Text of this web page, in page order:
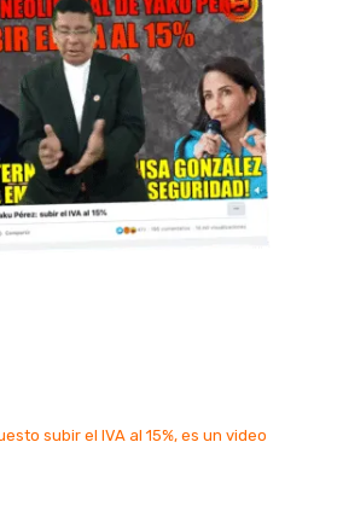
subir el IVA al 15%, es un video